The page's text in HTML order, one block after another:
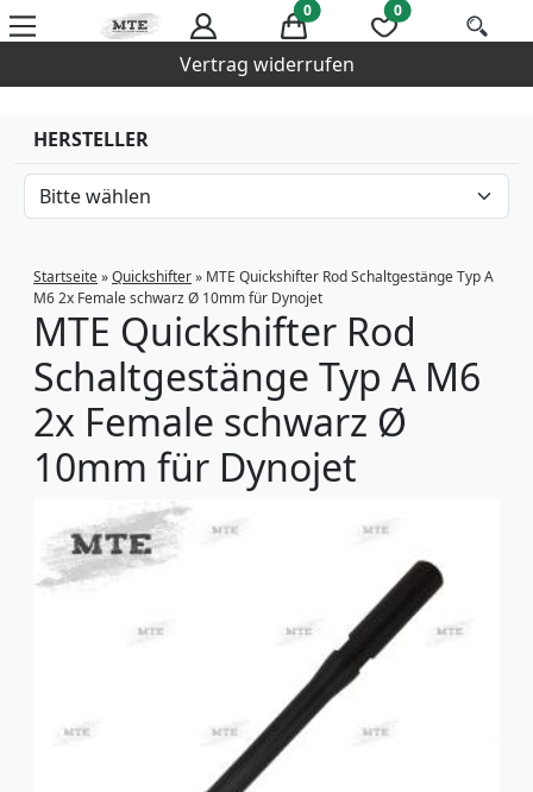
0 0
Vertrag widerrufen
HERSTELLER
Startseite»Quickshifter» MTE Quickshifter Rod Schaltgestänge Typ A
M6 2x Female schwarz Ø 10mm für Dynojet
MTE Quickshifter Rod
Schaltgestänge Typ A M6
2x Female schwarz Ø
10mm für Dynojet
Previous